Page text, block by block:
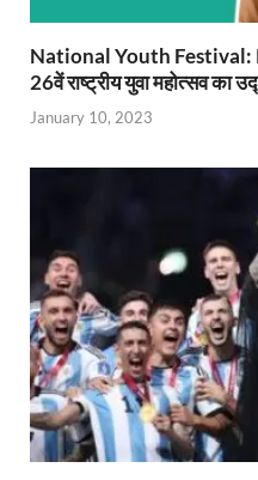
National Youth Festival:
26वें राष्ट्रीय युवा महोत्सव का
January 10, 2023